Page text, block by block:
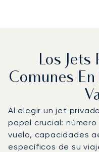
Los Jets
Comunes
Al elegir un jet
papel crucial:
vuelo, capacidades
específicos de su